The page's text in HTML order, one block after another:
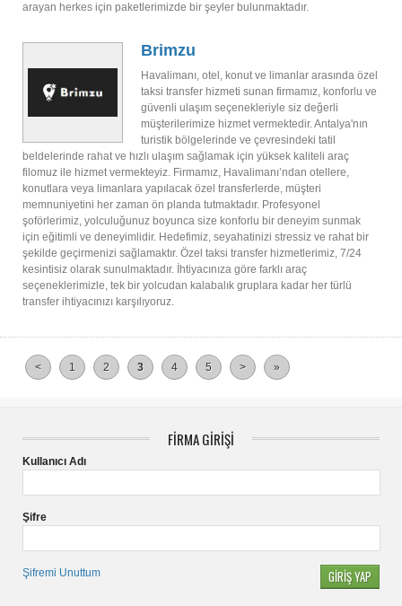
arayan herkes için paketlerimizde bir şeyler bulunmaktadır.
Brimzu
Havalimanı, otel, konut ve limanlar arasında özel
taksi transfer hizmeti sunan firmamız, konforlu ve
güvenli ulaşım seçenekleriyle siz değerli
müşterilerimize hizmet vermektedir. Antalya'nın
turistik bölgelerinde ve çevresindeki tatil
beldelerinde rahat ve hızlı ulaşım sağlamak için yüksek kaliteli araç
filomuz ile hizmet vermekteyiz. Firmamız, Havalimanı’ndan otellere,
konutlara veya limanlara yapılacak özel transferlerde, müşteri
memnuniyetini her zaman ön planda tutmaktadır. Profesyonel
şoförlerimiz, yolculuğunuz boyunca size konforlu bir deneyim sunmak
için eğitimli ve deneyimlidir. Hedefimiz, seyahatinizi stressiz ve rahat bir
şekilde geçirmenizi sağlamaktır. Özel taksi transfer hizmetlerimiz, 7/24
kesintisiz olarak sunulmaktadır. İhtiyacınıza göre farklı araç
seçeneklerimizle, tek bir yolcudan kalabalık gruplara kadar her türlü
transfer ihtiyacınızı karşılıyoruz.
< 1 2 3 4 5 > »
FİRMA GİRİŞİ
Kullanıcı Adı
Şifre
Şifremi Unuttum